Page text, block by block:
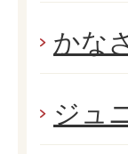
かな
ジュ